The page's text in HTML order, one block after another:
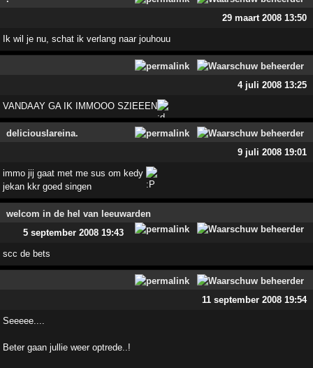
29 maart 2008 13:50
Ik wil je nu, schat ik verlang naar jouhouu
4 juli 2008 13:25
VANDAAY GA IK IMMOOO SZIEEEN
deliciouslareina.
9 juli 2008 19:01
immo jij gaat met me sus om kedy
jekan kkr goed singen
welcom in de hel van leeuwarden
5 september 2008 19:43
scc de bets
11 september 2008 19:54
Seeeee....
Beter gaan jullie weer optrede..!